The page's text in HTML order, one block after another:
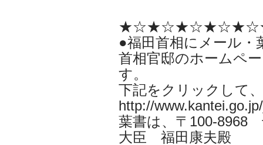
●福田首相にメール・
首相官邸のホームペ
す。
下記をクリックして
http://
葉書は、〒100-8968
大臣 福田康夫殿